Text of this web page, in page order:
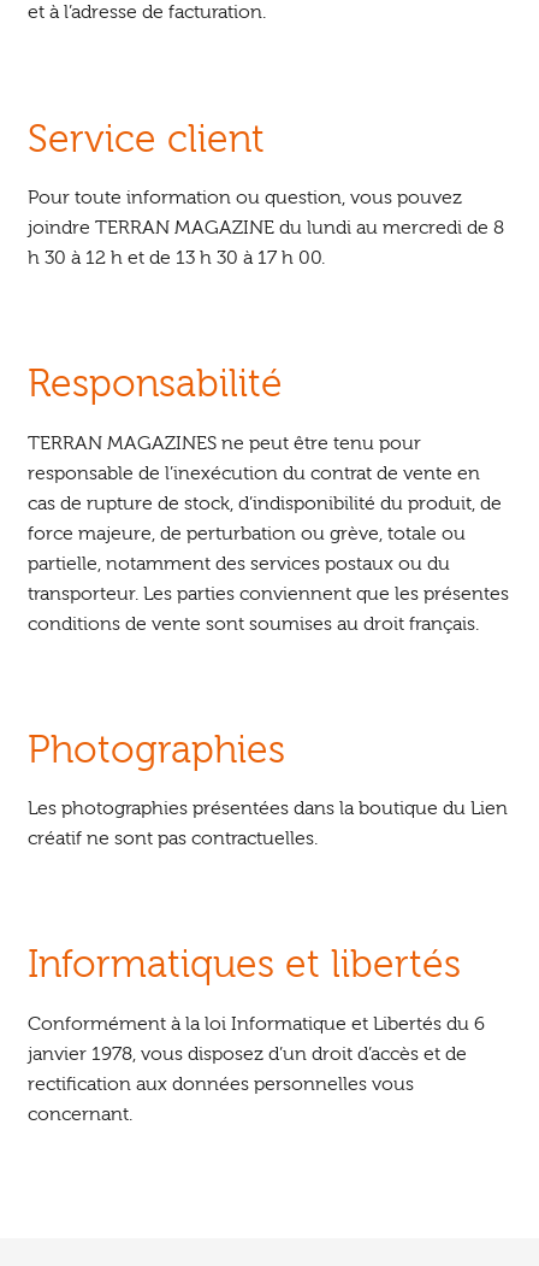
et à l’adresse de facturation.
Service client
Pour toute information ou question, vous pouvez
joindre TERRAN MAGAZINE du lundi au mercredi de 8
h 30 à 12 h et de 13 h 30 à 17 h 00.
Responsabilité
TERRAN MAGAZINES ne peut être tenu pour
responsable de l’inexécution du contrat de vente en
cas de rupture de stock, d’indisponibilité du produit, de
force majeure, de perturbation ou grève, totale ou
partielle, notamment des services postaux ou du
transporteur. Les parties conviennent que les présentes
conditions de vente sont soumises au droit français.
Photographies
Les photographies présentées dans la boutique du Lien
créatif ne sont pas contractuelles.
Informatiques et libertés
Conformément à la loi Informatique et Libertés du 6
janvier 1978, vous disposez d’un droit d’accès et de
rectification aux données personnelles vous
concernant.